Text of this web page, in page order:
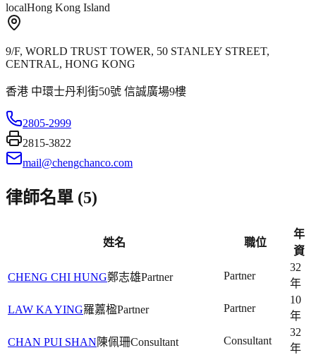
localHong Kong Island
9/F, WORLD TRUST TOWER, 50 STANLEY STREET,
CENTRAL, HONG KONG
香港 中環士丹利街50號 信誠廣場9樓
2805-2999
2815-3822
mail@chengchanco.com
律師名單 (5)
姓名 職位
年
資
CHENG CHI HUNG鄭志雄Partner Partner
32
年
LAW KA YING羅䕒楹Partner Partner
10
年
CHAN PUI SHAN 陳佩珊Consultant Consultant
32
年